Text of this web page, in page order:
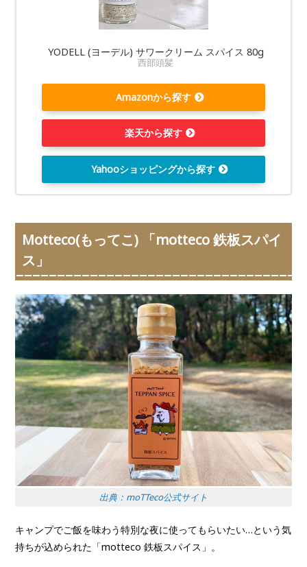
YODELL (ヨーデル) サワークリーム スパイス 80g
西部頭髪
Amazonから探す
楽天から探す
Yahooショッピングから探す
Motteco(もってこ) 「motteco 鉄板スパイ
ス」
出典：moTTeco公式サイト
キャンプでご飯を味わう特別な夜に使ってもらいたい…という気
持ちが込められた「motteco 鉄板スパイス」。